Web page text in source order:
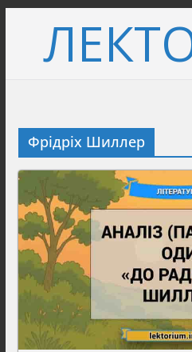
вмісту
Фрідріх Шиллер